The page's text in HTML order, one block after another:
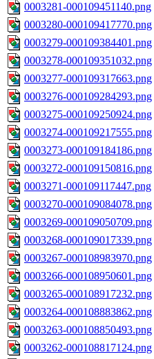
0003281-000109451140.png
0003280-000109417770.png
0003279-000109384401.png
0003278-000109351032.png
0003277-000109317663.png
0003276-000109284293.png
0003275-000109250924.png
0003274-000109217555.png
0003273-000109184186.png
0003272-000109150816.png
0003271-000109117447.png
0003270-000109084078.png
0003269-000109050709.png
0003268-000109017339.png
0003267-000108983970.png
0003266-000108950601.png
0003265-000108917232.png
0003264-000108883862.png
0003263-000108850493.png
0003262-000108817124.png